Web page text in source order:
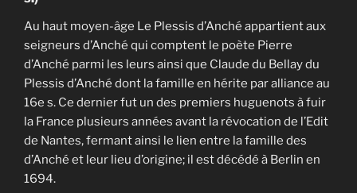
Au haut moyen-âge Le Plessis d’Anché appartient aux
seigneurs d’Anché qui comptent le poète Pierre
d’Anché parmi les leurs ainsi que Claude du Bellay du
Plessis d’Anché dont la famille en hérite par alliance au
16e s. Ce dernier fut un des premiers huguenots à fuir
la France plusieurs années avant la révocation de l’Edit
de Nantes, fermant ainsi le lien entre la famille des
d’Anché et leur lieu d’origine; il est décédé à Berlin en
1694.